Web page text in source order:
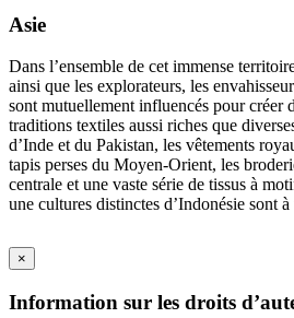
Asie
Dans l’ensemble de cet immense
ainsi que les explorateurs, les
sont mutuellement influencés pour créer
traditions textiles aussi riches que
d’Inde et du Pakistan, les vêtements
tapis perses du Moyen-Orient, les
centrale et une vaste série de tissus à
une cultures distinctes d’Indonésie sont
×
Information sur les droits